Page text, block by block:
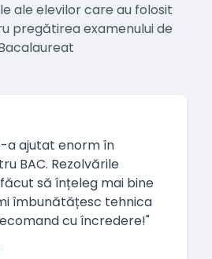
ale elevilor care au folosit
pregătirea examenului de
a ajutat enorm în
BAC. Rezolvările
să înțeleg mai bine
îmbunătățesc tehnica
cu încredere!"